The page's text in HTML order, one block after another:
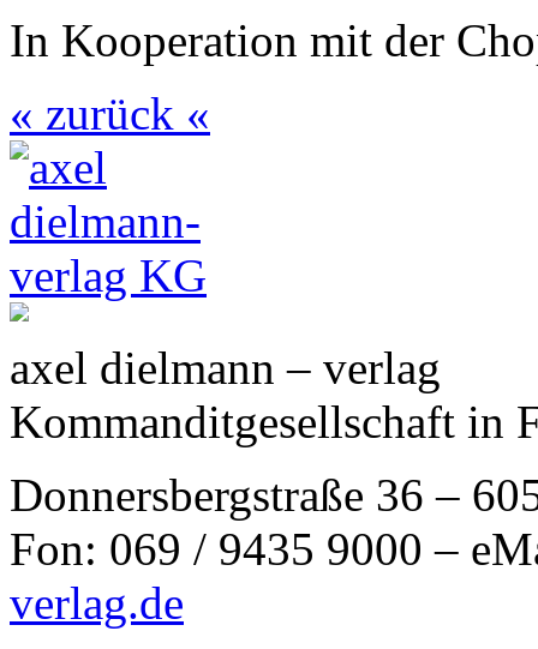
In Kooperation mit der
« zurück «
axel dielmann – verlag
Kommanditgesellschaft in
Donnersbergstraße 36 –
Fon: 069 / 9435 9000 –
verlag.de